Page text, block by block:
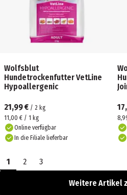
Wolfsblut
Hundetrockenfutter VetLine
Hypoallergenic
21,99 € / 2 kg
11,00 € / 1 kg
Online verfügbar
In die Filiale lieferbar
1 2 3
Weitere Artikel